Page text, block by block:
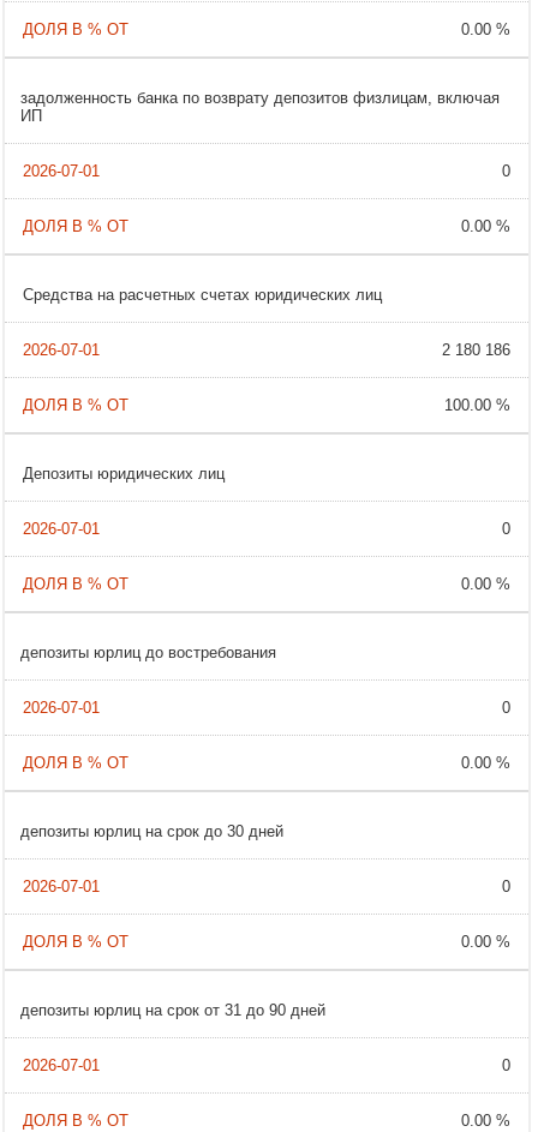
0.00 %
задолженность банка по возврату депозитов физлицам, включая
ИП
0
0.00 %
Cредства на расчетных счетах юридических лиц
2 180 186
100.00 %
Депозиты юридических лиц
0
0.00 %
депозиты юрлиц до востребования
0
0.00 %
депозиты юрлиц на срок до 30 дней
0
0.00 %
депозиты юрлиц на срок от 31 до 90 дней
0
0.00 %